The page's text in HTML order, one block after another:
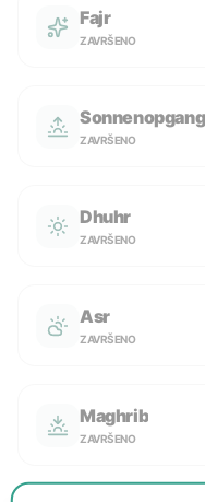
Fajr
ZAVRŠENO
Sonnenopgang
ZAVRŠENO
Dhuhr
ZAVRŠENO
Asr
ZAVRŠENO
Maghrib
ZAVRŠENO